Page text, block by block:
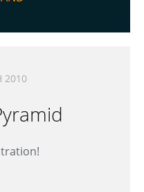
2010